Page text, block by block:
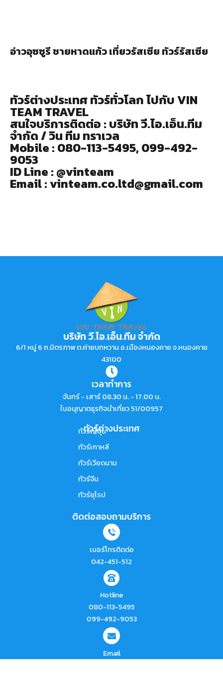
อ่าวอุซซูรี ชายหาดแก้ว เที่ยวรัสเซีย ทัวร์รัสเซีย
ทัวร์ต่างประเทศ ทัวร์ทั่วโลก ไปกับ VIN
TEAM TRAVEL
สนใจบริการติดต่อ : บริษัท วี.ไอ.เอ็น.ทีม
จำกัด / วิน ทีม ทราเวล
Mobile : 080-113-5495, 099-492-
9053
ID Line : @vinteam
Email : vinteam.co.ltd@gmail.com
บริษัท วี.ไอ.เอ็น.ทีม จำกัด
6/1 หมู่ 6 ถ.มิตรภาพ ต.ค่ายบกหวาน อ.เมืองหนองคาย จ.หนองคาย
43100
เวลาทำการ
จันทร์ - เสาร์ 08.30 น. - 17.00 น.
ใบอนุญาตธุรกิจนำเที่ยว 51/00957
ทัวร์ต่างประเทศ
ทัวร์ญี่ปุ่น
ทัวร์เกาหลี
ทัวร์เวียดนาม
ทัวร์จีน
ทัวร์ยุโรป
ติดต่อสอบถามบริการ
เบอร์โทรติดต่อ
042-451-512
Hotline
080-113-5495
099-492-9053
Email